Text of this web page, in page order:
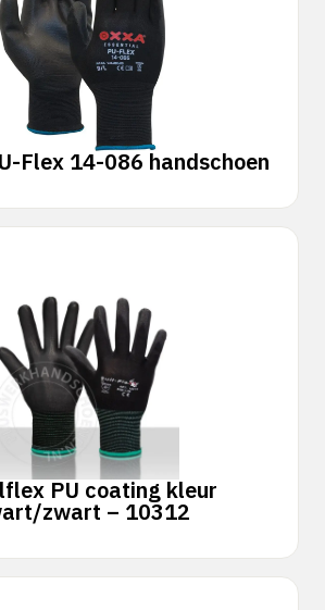
Flex 14-086 handschoen
PU coating kleur
zwart – 10312